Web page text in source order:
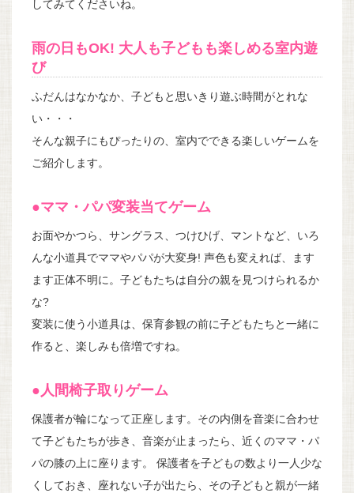
してみてくださいね。
雨の日もOK! 大人も子どもも楽しめる室内遊
び
ふだんはなかなか、子どもと思いきり遊ぶ時間がとれな
い・・・
そんな親子にもぴったりの、室内でできる楽しいゲームを
ご紹介します。
●ママ・パパ変装当てゲーム
お面やかつら、サングラス、つけひげ、マントなど、いろ
んな小道具でママやパパが大変身! 声色も変えれば、ます
ます正体不明に。子どもたちは自分の親を見つけられるか
な?
変装に使う小道具は、保育参観の前に子どもたちと一緒に
作ると、楽しみも倍増ですね。
●人間椅子取りゲーム
保護者が輪になって正座します。その内側を音楽に合わせ
て子どもたちが歩き、音楽が止まったら、近くのママ・パ
パの膝の上に座ります。 保護者を子どもの数より一人少な
くしておき、座れない子が出たら、その子どもと親が一緒